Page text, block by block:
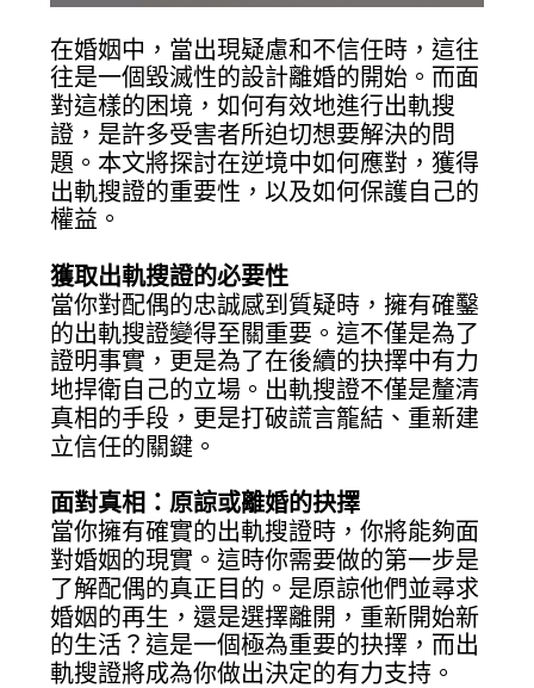
在婚姻中，當出現疑慮和不信任時，這往
往是一個毀滅性的設計離婚的開始。而面
對這樣的困境，如何有效地進行出軌搜
證，是許多受害者所迫切想要解決的問
題。本文將探討在逆境中如何應對，獲得
出軌搜證的重要性，以及如何保護自己的
權益。
獲取出軌搜證的必要性
當你對配偶的忠誠感到質疑時，擁有確鑿
的出軌搜證變得至關重要。這不僅是為了
證明事實，更是為了在後續的抉擇中有力
地捍衛自己的立場。出軌搜證不僅是釐清
真相的手段，更是打破謊言籠結、重新建
立信任的關鍵。
面對真相：原諒或離婚的抉擇
當你擁有確實的出軌搜證時，你將能夠面
對婚姻的現實。這時你需要做的第一步是
了解配偶的真正目的。是原諒他們並尋求
婚姻的再生，還是選擇離開，重新開始新
的生活？這是一個極為重要的抉擇，而出
軌搜證將成為你做出決定的有力支持。